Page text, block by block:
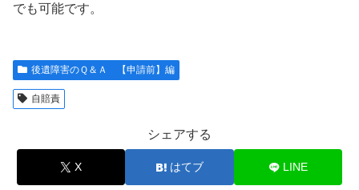
でも可能です。
後遺障害のＱ＆Ａ 【申請前】編
自賠責
シェアする
X はてブ LINE